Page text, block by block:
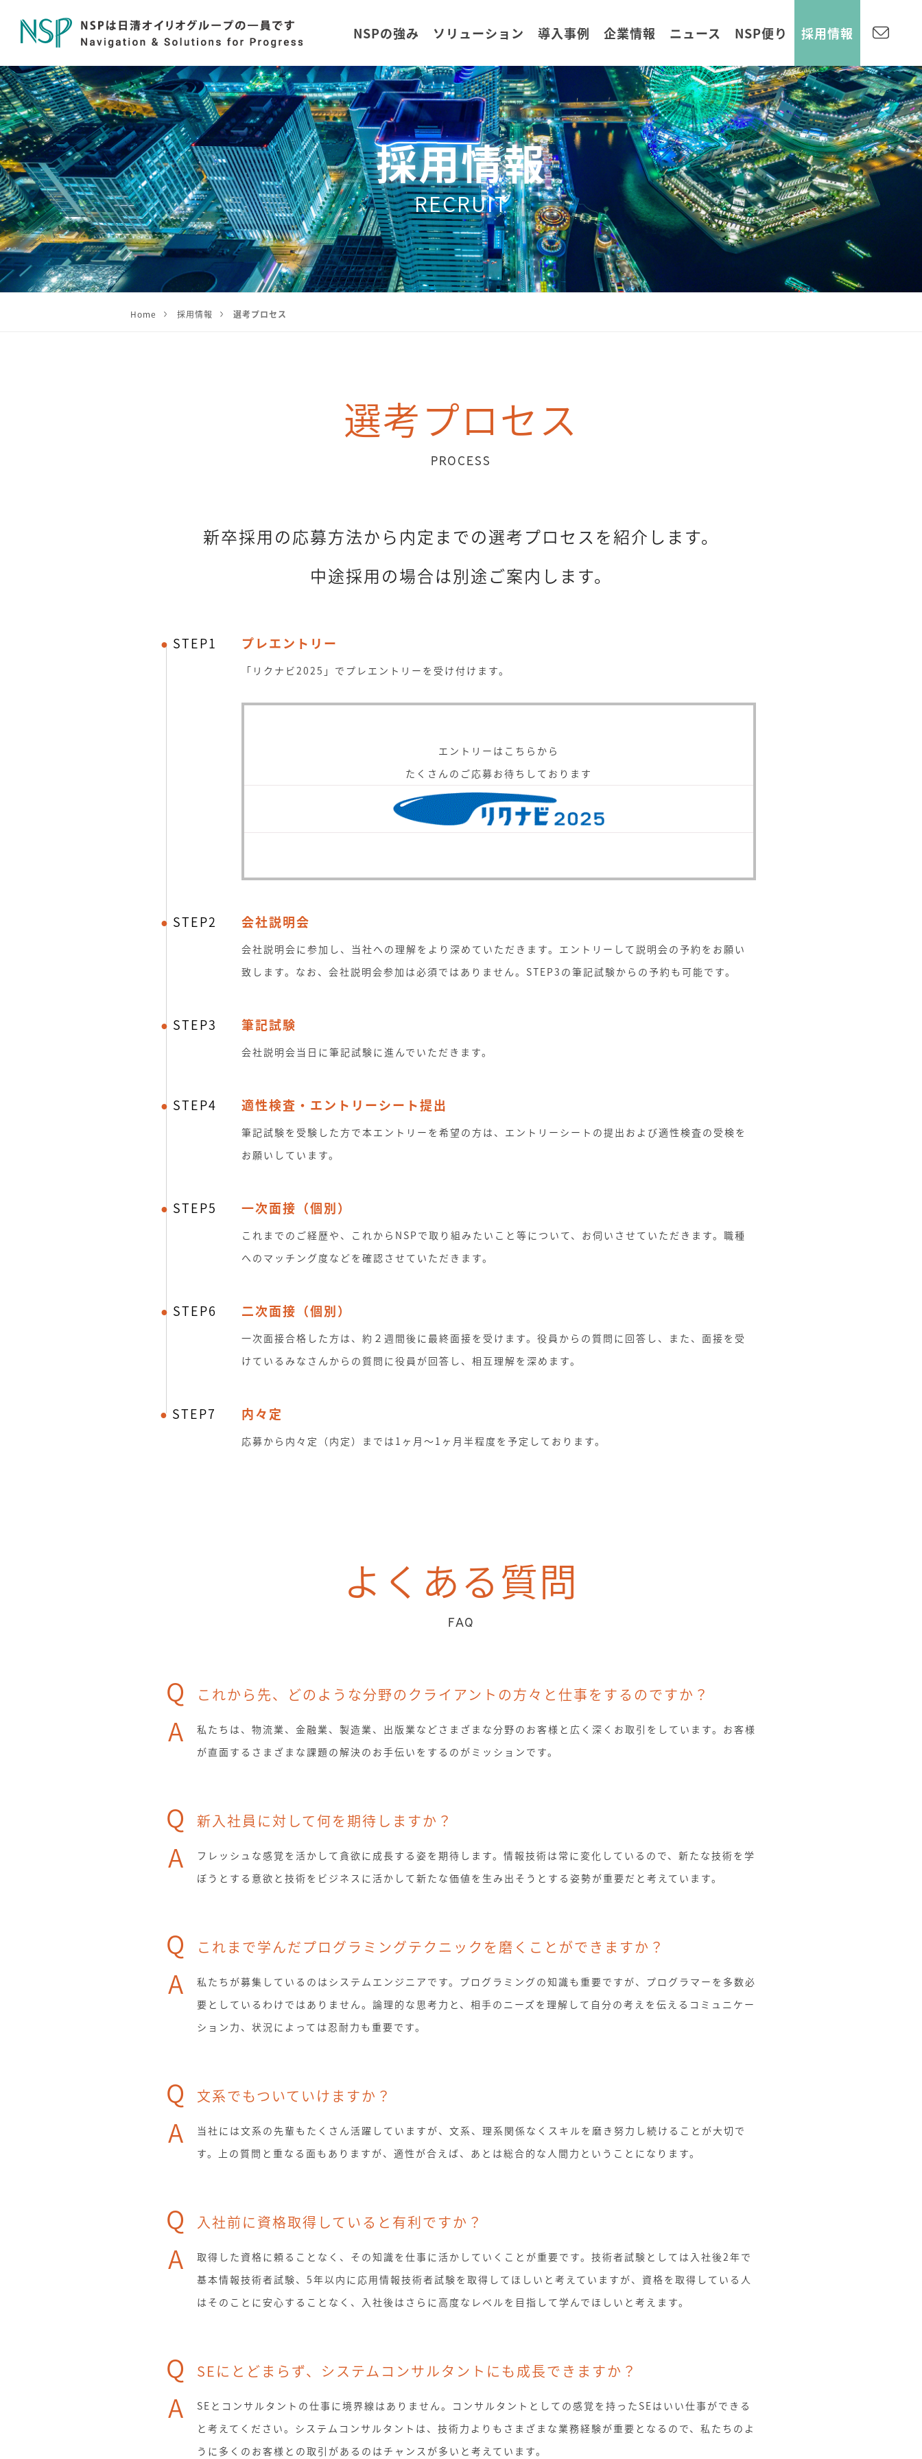
NSPの強み ソリューション 導入事例 企業情報 ニュース NSP便り 採用情報
採用情報
RECRUIT
Home 採用情報 選考プロセス
選考プロセス
PROCESS
新卒採用の応募方法から内定までの選考プロセスを紹介します。
中途採用の場合は別途ご案内します。
STEP1 プレエントリー
「リクナビ2025」でプレエントリーを受け付けます。
エントリーはこちらから
たくさんのご応募お待ちしております
STEP2 会社説明会
会社説明会に参加し、当社への理解をより深めていただきます。エントリーして説明会の予約をお願い
致します。なお、会社説明会参加は必須ではありません。STEP3の筆記試験からの予約も可能です。
STEP3 筆記試験
会社説明会当日に筆記試験に進んでいただきます。
STEP4 適性検査・エントリーシート提出
筆記試験を受験した方で本エントリーを希望の方は、エントリーシートの提出および適性検査の受検を
お願いしています。
STEP5 一次面接（個別）
これまでのご経歴や、これからNSPで取り組みたいこと等について、お伺いさせていただきます。職種
へのマッチング度などを確認させていただきます。
STEP6 二次面接（個別）
一次面接合格した方は、約２週間後に最終面接を受けます。役員からの質問に回答し、また、面接を受
けているみなさんからの質問に役員が回答し、相互理解を深めます。
STEP7 内々定
応募から内々定（内定）までは1ヶ月～1ヶ月半程度を予定しております。
よくある質問
FAQ
Q これから先、どのような分野のクライアントの方々と仕事をするのですか？
A
私たちは、物流業、金融業、製造業、出版業などさまざまな分野のお客様と広く深くお取引をしています。お客様
が直面するさまざまな課題の解決のお手伝いをするのがミッションです。
Q 新入社員に対して何を期待しますか？
A
フレッシュな感覚を活かして貪欲に成長する姿を期待します。情報技術は常に変化しているので、新たな技術を学
ぼうとする意欲と技術をビジネスに活かして新たな価値を生み出そうとする姿勢が重要だと考えています。
Q これまで学んだプログラミングテクニックを磨くことができますか？
A
私たちが募集しているのはシステムエンジニアです。プログラミングの知識も重要ですが、プログラマーを多数必
要としているわけではありません。論理的な思考力と、相手のニーズを理解して自分の考えを伝えるコミュニケー
ション力、状況によっては忍耐力も重要です。
Q 文系でもついていけますか？
A
当社には文系の先輩もたくさん活躍していますが、文系、理系関係なくスキルを磨き努力し続けることが大切で
す。上の質問と重なる面もありますが、適性が合えば、あとは総合的な人間力ということになります。
Q 入社前に資格取得していると有利ですか？
A
取得した資格に頼ることなく、その知識を仕事に活かしていくことが重要です。技術者試験としては入社後2年で
基本情報技術者試験、5年以内に応用情報技術者試験を取得してほしいと考えていますが、資格を取得している人
はそのことに安心することなく、入社後はさらに高度なレベルを目指して学んでほしいと考えます。
Q SEにとどまらず、システムコンサルタントにも成長できますか？
A
SEとコンサルタントの仕事に境界線はありません。コンサルタントとしての感覚を持ったSEはいい仕事ができる
と考えてください。システムコンサルタントは、技術力よりもさまざまな業務経験が重要となるので、私たちのよ
うに多くのお客様との取引があるのはチャンスが多いと考えています。